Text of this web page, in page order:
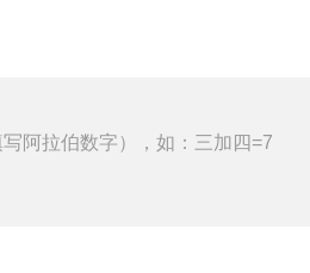
阿拉伯数字），如：三加四=7